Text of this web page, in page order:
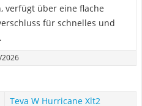
verfügt über eine flache
für schnelles und
Teva W Hurricane Xlt2